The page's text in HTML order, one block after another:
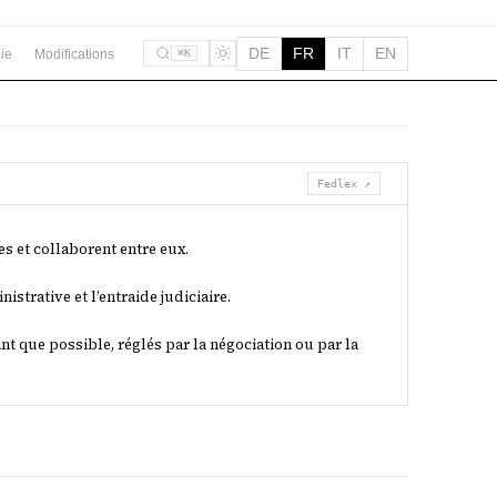
Modifications ⌘K DE FR IT EN
Fedlex ↗
et collaborent entre eux.
et l’entraide judiciaire.
que possible, réglés par la négociation ou par la